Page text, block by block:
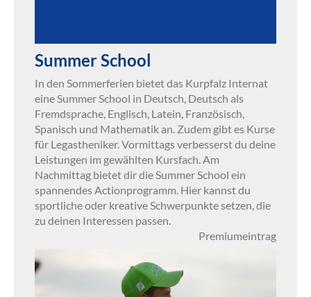
Summer School
In den Sommerferien bietet das Kurpfalz Internat
eine Summer School in Deutsch, Deutsch als
Fremdsprache, Englisch, Latein, Französisch,
Spanisch und Mathematik an. Zudem gibt es Kurse
für Legastheniker. Vormittags verbesserst du deine
Leistungen im gewählten Kursfach. Am
Nachmittag bietet dir die Summer School ein
spannendes Actionprogramm. Hier kannst du
sportliche oder kreative Schwerpunkte setzen, die
zu deinen Interessen passen.
Premiumeintrag